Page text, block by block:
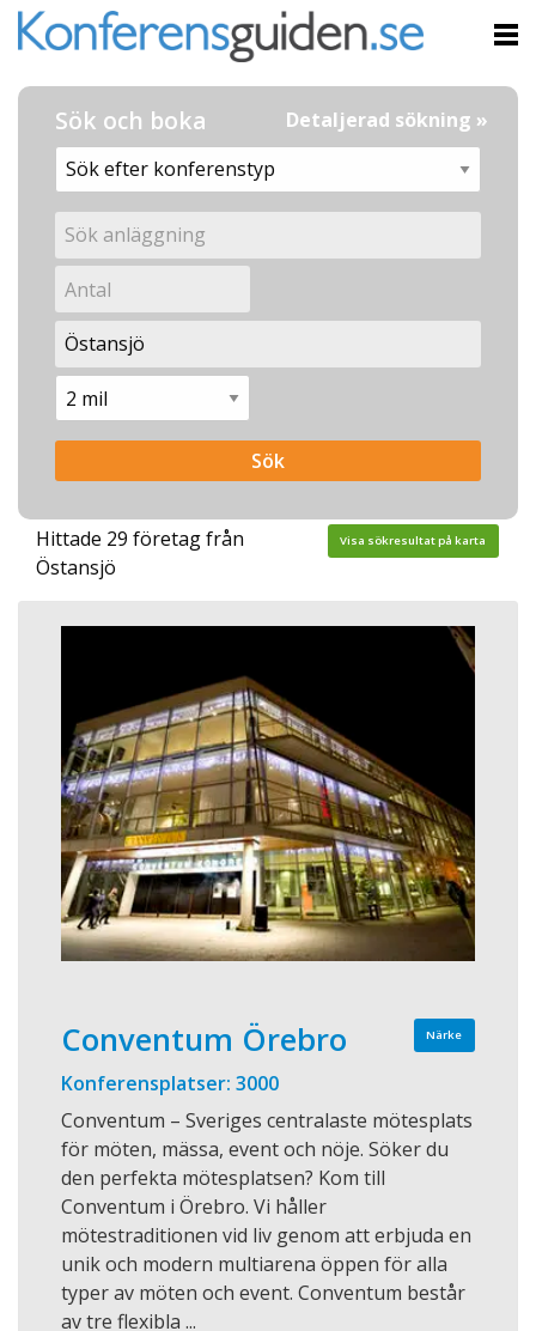
Sök och boka Detaljerad sökning »
Hittade 29 företag från
Östansjö
Visa sökresultat på karta
Närke
Conventum Örebro
Konferensplatser: 3000
Conventum – Sveriges centralaste mötesplats
för möten, mässa, event och nöje. Söker du
den perfekta mötesplatsen? Kom till
Conventum i Örebro. Vi håller
mötestraditionen vid liv genom att erbjuda en
unik och modern multiarena öppen för alla
typer av möten och event. Conventum består
av tre flexibla ...